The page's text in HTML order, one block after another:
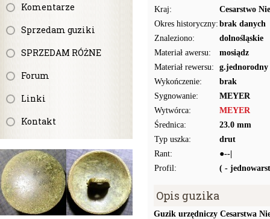
Komentarze
Sprzedam guziki
SPRZEDAM RÓŻNE
Forum
Linki
Kontakt
Kraj:
Cesarstwo
Okres historyczny: brak danych
Znaleziono:
dolnośląskie
Materiał awersu:
mosiądz
Materiał rewersu:
g.jednorodny
Wykończenie:
brak
Sygnowanie:
MEYER
Wytwórca:
MEYER
Średnica:
23.0 mm
Typ uszka:
drut
Rant:
●--|
Profil:
( -
Opis guzika
Guzik urzędniczy Cesarstwa